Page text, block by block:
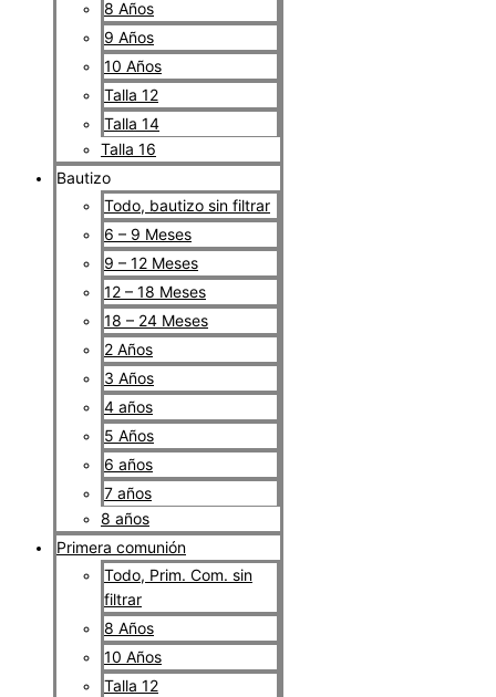
8 Años
9 Años
10 Años
Talla 12
Talla 14
Talla 16
Bautizo
Todo, bautizo sin filtrar
6 – 9 Meses
9 – 12 Meses
12 – 18 Meses
18 – 24 Meses
2 Años
3 Años
4 años
5 Años
6 años
7 años
8 años
Primera comunión
Todo, Prim. Com. sin
filtrar
8 Años
10 Años
Talla 12